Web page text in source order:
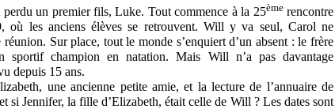
perdu un premier fils, Luke. Tout commence à la 25èmerencontre
où les anciens élèves se retrouvent. Will y va seul, Carol ne
réunion. Sur place, tout le monde s’enquiert d’un absent : le frère
champion en natation. Mais Will n’a pas davantage
depuis 15 ans.
une ancienne petite amie, et la lecture de l’annuaire de
si Jennifer, la fille d’Elizabeth, était celle de Will ? Les dates sont